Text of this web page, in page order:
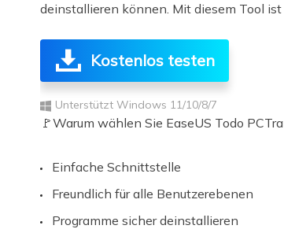
deinstallieren können. Mit diesem Tool
Kostenlos testen
Unterstützt Windows 11/10/8/7
🚩Warum wählen Sie EaseUS Todo
Einfache Schnittstelle
Freundlich für alle Benutzerebenen
Programme sicher deinstallieren